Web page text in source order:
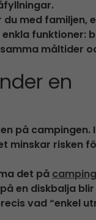
med familjen,
funktioner:
måltider
en
på
minskar risken
det på
en diskbalja
vad “enkel